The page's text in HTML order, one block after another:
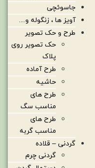
جاسوئچی
آویز ها ، زنگوله و…
طرح و حک تصویر
حک تصویر روی
پلاک
طرح آماده
حاشیه
طرح های
مناسب سگ
طرح های
مناسب گربه
گردنی – قلاده
گردنی چرم